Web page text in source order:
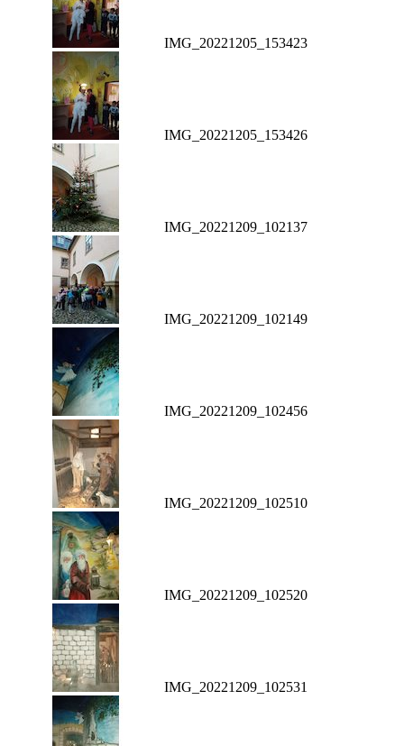
IMG_20221205_153423
IMG_20221205_153426
IMG_20221209_102137
IMG_20221209_102149
IMG_20221209_102456
IMG_20221209_102510
IMG_20221209_102520
IMG_20221209_102531